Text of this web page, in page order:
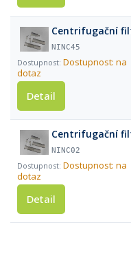
Centrifugační
NINC45
Dostupnost: na
dotaz
Detail
Centrifugační
NINC02
Dostupnost: na
dotaz
Detail